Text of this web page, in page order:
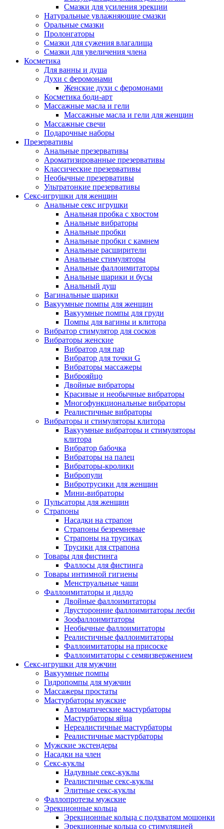
Смазки для усиления эрекции
Натуральные увлажняющие смазки
Оральные смазки
Пролонгаторы
Смазки для сужения влагалища
Смазки для увеличения члена
Косметика
Для ванны и душа
Духи с феромонами
Женские духи с феромонами
Косметика боди-арт
Массажные масла и гели
Массажные масла и гели для женщин
Массажные свечи
Подарочные наборы
Презервативы
Анальные презервативы
Ароматизированные презервативы
Классические презервативы
Необычные презервативы
Ультратонкие презервативы
Секс-игрушки для женщин
Анальные секс игрушки
Анальная пробка с хвостом
Анальные вибраторы
Анальные пробки
Анальные пробки с камнем
Анальные расширители
Анальные стимуляторы
Анальные фаллоимитаторы
Анальные шарики и бусы
Анальный душ
Вагинальные шарики
Вакуумные помпы для женщин
Вакуумные помпы для груди
Помпы для вагины и клитора
Вибратор стимулятор для сосков
Вибраторы женские
Вибратор для пар
Вибратор для точки G
Вибраторы массажеры
Виброяйцо
Двойные вибраторы
Красивые и необычные вибраторы
Многофункциональные вибраторы
Реалистичные вибраторы
Вибраторы и стимуляторы клитора
Вакуумные вибраторы и стимуляторы
клитора
Вибратор бабочка
Вибраторы на палец
Вибраторы-кролики
Вибропули
Вибротрусики для женщин
Мини-вибраторы
Пульсаторы для женщин
Страпоны
Насадки на страпон
Страпоны безремневые
Страпоны на трусиках
Трусики для страпона
Товары для фистинга
Фаллосы для фистинга
Товары интимной гигиены
Менструальные чаши
Фаллоимитаторы и дилдо
Двойные фаллоимитаторы
Двусторонние фаллоимитаторы лесби
Зоофаллоимитаторы
Необычные фаллоимитаторы
Реалистичные фаллоимитаторы
Фаллоимитаторы на присоске
Фаллоимитаторы с семяизвержением
Секс-игрушки для мужчин
Вакуумные помпы
Гидропомпы для мужчин
Массажеры простаты
Мастурбаторы мужские
Автоматические мастурбаторы
Мастурбаторы яйца
Нереалистичные мастурбаторы
Реалистичные мастурбаторы
Мужские экстендеры
Насадки на член
Секс-куклы
Надувные секс-куклы
Реалистичные секс-куклы
Элитные секс-куклы
Фаллопротезы мужские
Эрекционные кольца
Эрекционные кольца с подхватом мошонки
Эрекционные кольца со стимуляцией